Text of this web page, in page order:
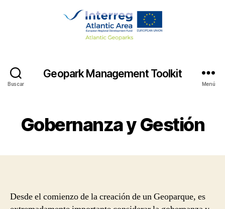
Buscar
Geopark Management Toolkit
Menú
Gobernanza y Gestión
Desde el comienzo de la creación de un Geoparque, es